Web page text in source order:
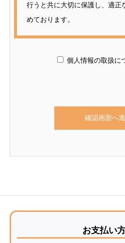
行うと共に大切に保護し、適正
めております。
お客様の個人情報は、原則とし
ご回答のために利用致します。
用する場合は個人情報をご提供
示、提供、譲渡することは致し
1. 法的拘束力がある第三者機
2. お客様本人の同意があった場
個人情報の取扱に
お支払い